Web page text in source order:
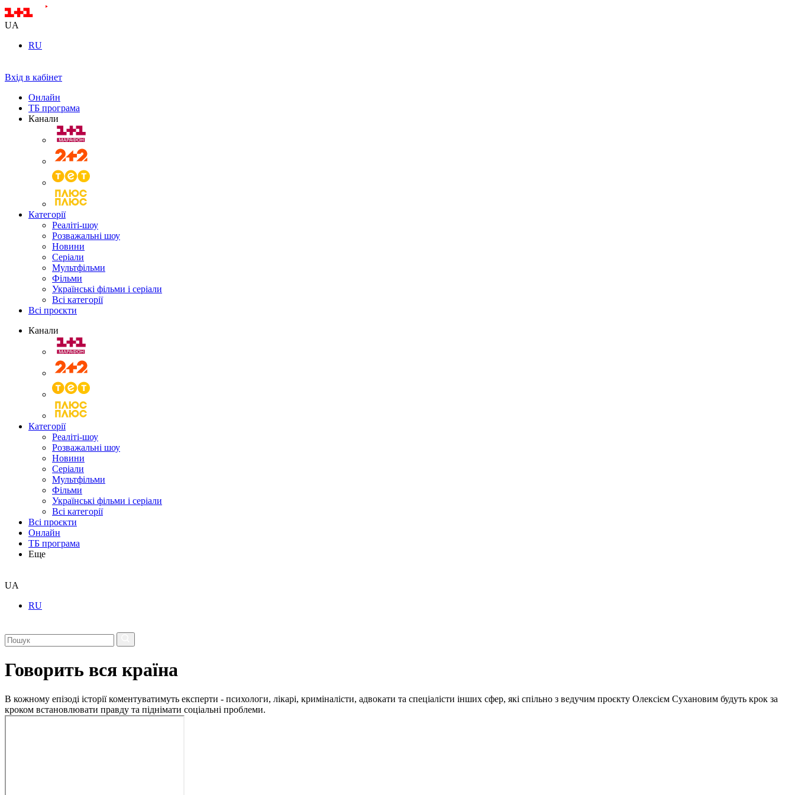
UA
RU
Вхід в кабінет
Онлайн
ТБ програма
Канали
Категорії
Реаліті-шоу
Розважальні шоу
Новини
Серіали
Мультфільми
Фільми
Українські фільми і серіали
Всі категорії
Всі проєкти
Канали
Категорії
Реаліті-шоу
Розважальні шоу
Новини
Серіали
Мультфільми
Фільми
Українські фільми і серіали
Всі категорії
Всі проєкти
Онлайн
ТБ програма
Еще
UA
RU
Говорить вся країна
В кожному епізоді історії коментуватимуть експерти - психологи, лікарі, криміналісти, адвокати та спеціалісти інших сфер, які спільно з ведучим проєкту Олексієм Сухановим будуть крок за
кроком встановлювати правду та піднімати соціальні проблеми.